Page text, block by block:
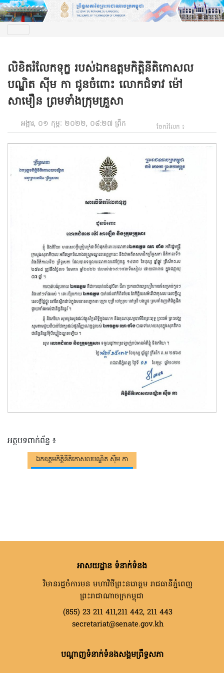
លិខិតរំលែកទុក្ខ របស់ឯកឧត្តមកិត្តិ​នីតិកោសល
បណ្ឌិត ស៊ីម កា ជូនចំពោះ លោកជំទាវ ម៉ៅ
សាមឿន ព្រមទាំងក្រុមគ្រួសា
អង្គារ, ០១ កុម្ភៈ ២០២២, ០៨:២៧ ព្រឹក ចែករំលែក ៖
អត្ថបទពាក់ព័ន្ធ ៖
ឯកឧត្តមកិត្តិនីតិកោសលបណ្ឌិត ស៊ឹម កា
អាសយដ្ឋាន ទំនាក់ទំនង
វិមានរដ្ឋចំការមន មហាវិថីព្រះនរោត្តម រាជធានីភ្នំពេញ
ព្រះរាជាណាចក្រកម្ពុជា
(855) 23 211 411,211 442, 211 443
secretariat@senate.gov.kh
បណ្តាញទំនាក់ទំនងសង្គមព្រឹទ្ធសភា